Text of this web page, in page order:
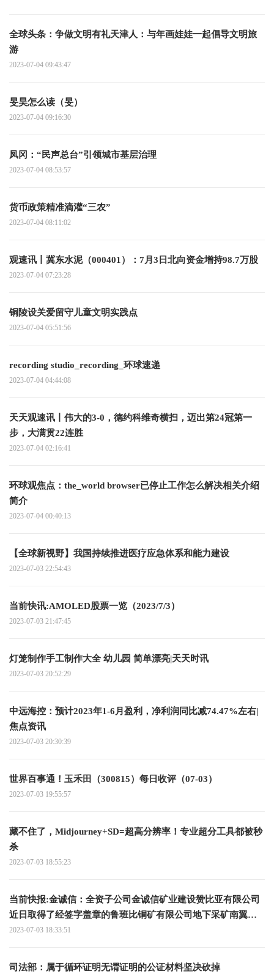
全球头条：争做文明有礼天津人：与年画娃娃一起倡导文明旅
游
2023-07-04 09:43:47
旻昊怎么读（旻）
2023-07-04 09:16:30
凤冈：“民声总台”引领城市基层治理
2023-07-04 08:53:57
货币政策精准滴灌“三农”
2023-07-04 08:11:02
观速讯丨冀东水泥（000401）：7月3日北向资金增持98.7万股
2023-07-04 07:23:28
铜陵设关爱留守儿童文明实践点
2023-07-04 05:51:56
recording studio_recording_环球速递
2023-07-04 04:44:08
天天观速讯丨伟大的3-0，德约科维奇横扫，迈出第24冠第一
步，大满贯22连胜
2023-07-04 02:16:41
环球观焦点：the_world browser已停止工作怎么解决相关介绍
简介
2023-07-04 00:40:13
【全球新视野】我国持续推进医疗应急体系和能力建设
2023-07-03 22:54:43
当前快讯:AMOLED股票一览（2023/7/3）
2023-07-03 21:47:45
灯笼制作手工制作大全 幼儿园 简单漂亮|天天时讯
2023-07-03 20:52:29
中远海控：预计2023年1-6月盈利，净利润同比减74.47%左右|
焦点资讯
2023-07-03 20:30:39
世界百事通！玉禾田（300815）每日收评（07-03）
2023-07-03 19:55:57
藏不住了，Midjourney+SD=超高分辨率！专业超分工具都被秒
杀
2023-07-03 18:55:23
当前快报:金诚信：全资子公司金诚信矿业建设赞比亚有限公司
近日取得了经签字盖章的鲁班比铜矿有限公司地下采矿南翼开
拓和生产运营合同
2023-07-03 18:33:51
司法部：属于循环证明无谓证明的公证材料坚决砍掉